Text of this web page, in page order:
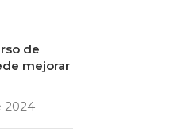
de
mejorar
2024